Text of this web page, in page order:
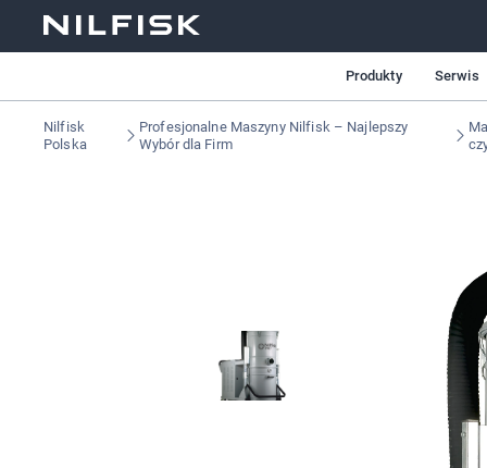
Produkty Serwis
Nilfisk
Polska
Profesjonalne Maszyny Nilfisk – Najlepszy
Wybór dla Firm